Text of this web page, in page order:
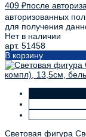
409 ₽после
авторизованных
для получения
Нет в наличии
арт. 51458
В корзину
Световая фигура